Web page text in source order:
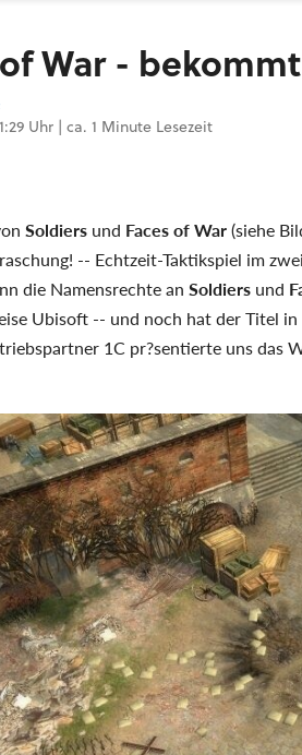
of War -
Uhr | ca. 1 Minute Lesezeit
Soldiers und Faces of War(siehe
-- Echtzeit-Taktikspiel im
die Namensrechte an Soldiers und
Ubisoft -- und noch hat der Titel
1C pr?sentierte uns das